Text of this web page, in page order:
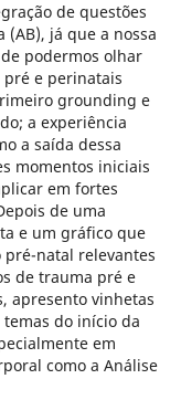
de questões
já que a nossa
podermos olhar
pré e perinatais
grounding e
a experiência
a saída dessa
momentos iniciais
em fortes
de uma
e um gráfico que
pré-natal relevantes
de trauma pré e
apresento vinhetas
do início da
em
como a Análise